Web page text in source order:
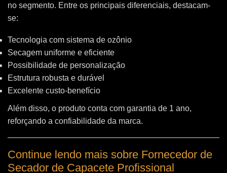
no segmento. Entre os principais diferenciais, destacam-
se:
Tecnologia com sistema de ozônio
Secagem uniforme e eficiente
Possibilidade de personalização
Estrutura robusta e durável
Excelente custo-benefício
Além disso, o produto conta com garantia de 1 ano,
reforçando a confiabilidade da marca.
Continue lendo mais sobre Fornecedor de
Secador de Capacete Profissional